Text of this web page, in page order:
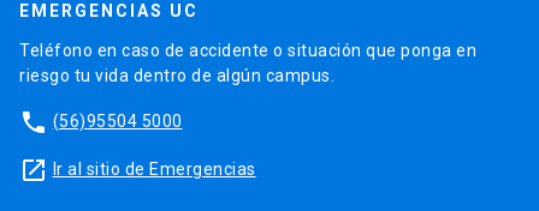
EMERGENCIAS UC
Teléfono en caso de accidente o situación que ponga en
riesgo tu vida dentro de algún campus.
phone (56)95504 5000
launch Ir al sitio de Emergencias